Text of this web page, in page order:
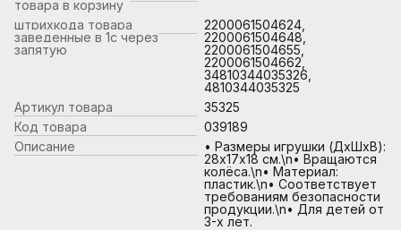
товара в корзину
штрихкода товара
заведенные в 1с через
запятую
2200061504624,
2200061504648,
2200061504655,
2200061504662,
34810344035326,
4810344035325
Артикул товара
35325
Код товара
039189
Описание
• Размеры игрушки (ДхШхВ):
28х17х18 см.\n• Вращаются
колёса.\n• Материал:
пластик.\n• Соответствует
требованиям безопасности
продукции.\n• Для детей от
3-х лет.